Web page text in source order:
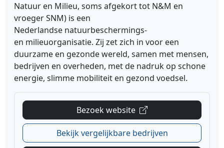
Natuur en Milieu, soms afgekort tot N&M en
vroeger SNM) is een
Nederlandse natuurbeschermings-
en milieuorganisatie. Zij zet zich in voor een
duurzame en gezonde wereld, samen met mensen,
bedrijven en overheden, met de nadruk op schone
energie, slimme mobiliteit en gezond voedsel.
Bezoek website
Bekijk vergelijkbare bedrijven